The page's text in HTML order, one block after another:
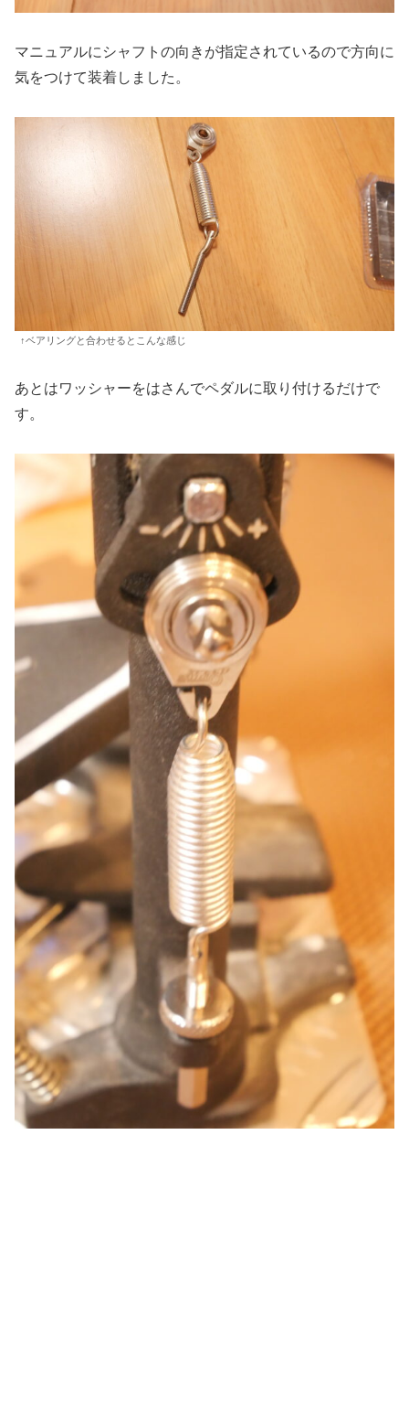
マニュアルにシャフトの向きが指定されているので方向に
気をつけて装着しました。
↑ベアリングと合わせるとこんな感じ
あとはワッシャーをはさんでペダルに取り付けるだけで
す。